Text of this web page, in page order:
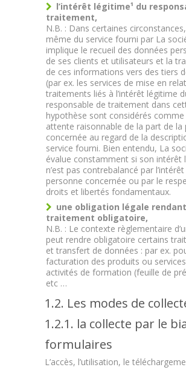
l’intérêt légitime¹ du
traitement,
N.B. : Dans certaines
même du service fourni par La
implique le recueil des données
de ses clients et utilisateurs et la
de ces informations vers des tiers
(par ex. les services de mise en
traitements liés à l’intérêt légitime
responsable de traitement dans
hypothèse sont considérés comme
attente raisonnable de la part de la
concernée au regard de la
service fourni. Bien entendu, La
évalue constamment si son intérêt
n’est pas contrebalancé par
personne concernée ou par le
droits et libertés fondamentaux.
une obligation légale
traitement obligatoire,
N.B. : Le contexte règlementaire
peut rendre obligatoire certains
et transfert de données : par ex.
facturation des produits ou
activités de formation (feuille de
etc …
1.2. Les modes de
1.2.1. la collecte par le
formulaires
L’accès, l’utilisation, le